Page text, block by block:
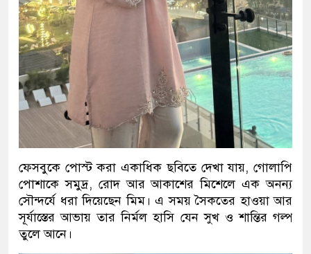
ফেসবুকে পোস্ট করা একাধিক ছবিতে দেখা যায়, গোলাপি
পোশাকে সমুদ্র, রোদ আর আকাশের মিশেলে এক অনন্য
সৌন্দর্যে ধরা দিয়েছেন মিম। এ সময় সৈকতের হাওয়া আর
সূর্যাস্তের আভায় তার নির্মল হাসি যেন সুখ ও শান্তির গল্প
তুলে আনে।